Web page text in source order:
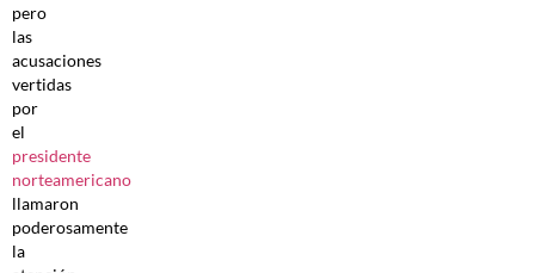
pero
las
acusaciones
vertidas
por
el
presidente
norteamericano
llamaron
poderosamente
la